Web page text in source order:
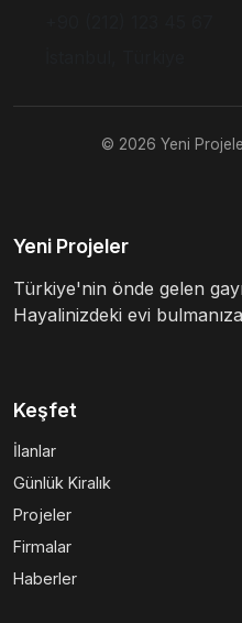
© 2026 Yeni
Yeni Projeler
Türkiye'nin önde gelen
Hayalinizdeki evi
Keşfet
İlanlar
Günlük Kiralık
Projeler
Firmalar
Haberler